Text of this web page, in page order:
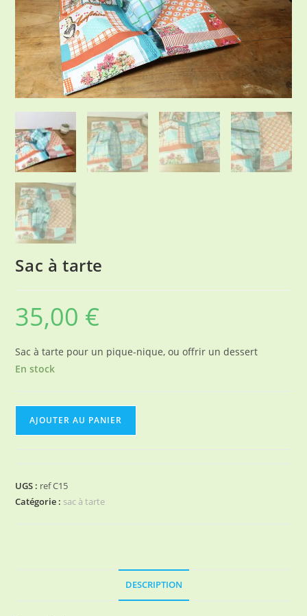
Sac à tarte
35,00 €
Sac à tarte pour un pique-nique, ou offrir un dessert
En stock
tarte
AJOUTER AU PANIER
UGS : ref C15
Catégorie : sac à tarte
DESCRIPTION